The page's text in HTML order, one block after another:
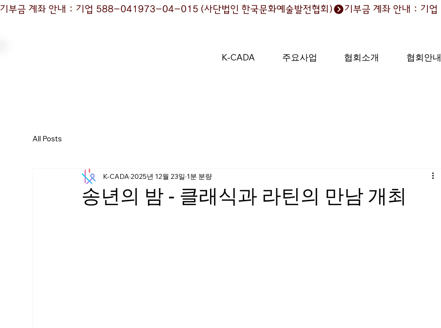
K-CADA 주요사업 협회소개 협회안내
기부금 계좌 안내 : 기업 588-041973-04-015 (사단법인 한국문화예술발전협회)
All Posts
송년의 밤 - 클래식과 라틴의 만남 개최
K-CADA 2025년 12월 23일 1분 분량